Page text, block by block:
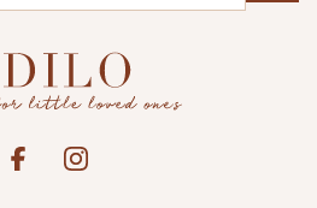
See our FacebookBekijk onze Instagram pagina